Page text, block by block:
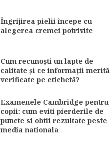
Îngrijirea pielii începe cu
alegerea cremei potrivite
Cum recunoști un lapte de
calitate și ce informații merită
verificate pe etichetă?
Examenele Cambridge pentru
copii: cum eviti pierderile de
puncte si obtii rezultate peste
media nationala